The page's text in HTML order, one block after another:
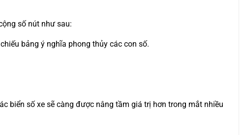
số nút như sau:
bảng ý nghĩa phong thủy các con số.
biển số xe sẽ càng được nâng tầm giá trị hơn trong mắt nhiều